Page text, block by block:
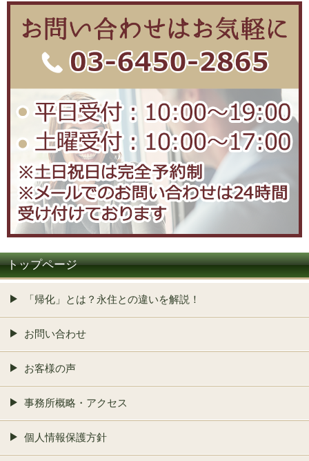
トップページ
「帰化」とは？永住との違いを解説！
お問い合わせ
お客様の声
事務所概略・アクセス
個人情報保護方針